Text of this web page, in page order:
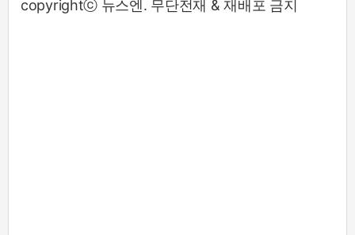
copyrightⓒ 뉴스엔. 무단전재 & 재배포 금지